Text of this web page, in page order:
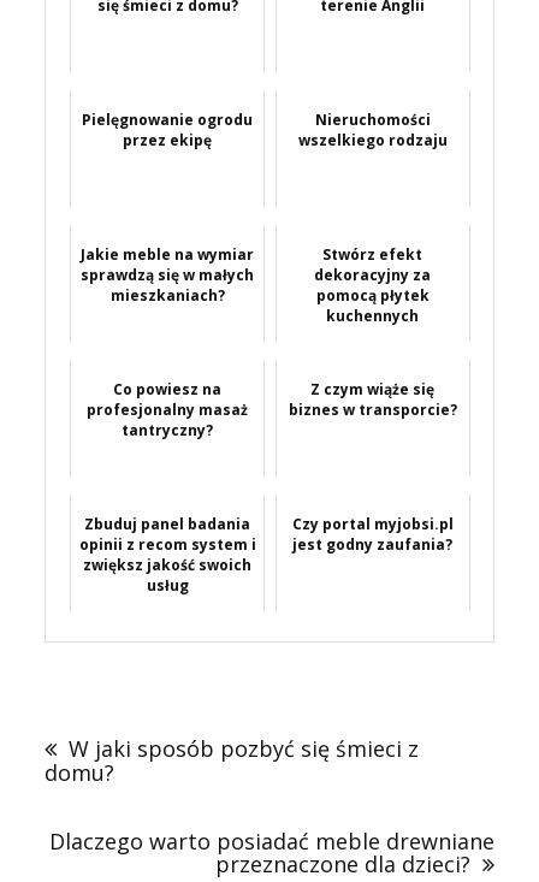
się śmieci z domu? terenie Anglii
Pielęgnowanie ogrodu
przez ekipę
Nieruchomości
wszelkiego rodzaju
Jakie meble na wymiar
sprawdzą się w małych
mieszkaniach?
Stwórz efekt
dekoracyjny za
pomocą płytek
kuchennych
Co powiesz na
profesjonalny masaż
tantryczny?
Z czym wiąże się
biznes w transporcie?
Zbuduj panel badania
opinii z recom system i
zwiększ jakość swoich
usług
Czy portal myjobsi.pl
jest godny zaufania?
wpisu
W jaki sposób pozbyć się śmieci z
domu?
Dlaczego warto posiadać meble drewniane
przeznaczone dla dzieci?